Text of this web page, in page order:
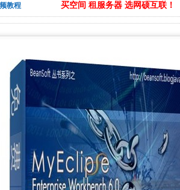
教程 买空间 租服务器 选网硕互联！